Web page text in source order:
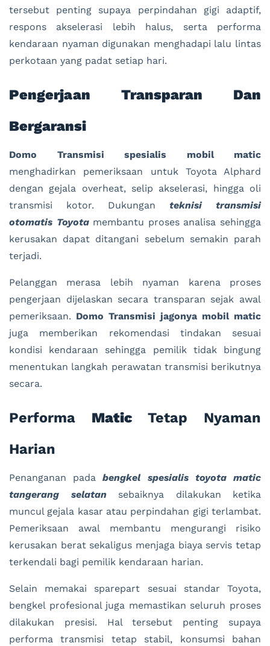
tersebut penting supaya perpindahan gigi adaptif,
respons akselerasi lebih halus, serta performa
kendaraan nyaman digunakan menghadapi lalu lintas
perkotaan yang padat setiap hari.
Pengerjaan Transparan Dan
Bergaransi
Domo Transmisi spesialis mobil matic
menghadirkan pemeriksaan untuk Toyota Alphard
dengan gejala overheat, selip akselerasi, hingga oli
transmisi kotor. Dukungan teknisi transmisi
otomatis Toyotamembantu proses analisa sehingga
kerusakan dapat ditangani sebelum semakin parah
terjadi.
Pelanggan merasa lebih nyaman karena proses
pengerjaan dijelaskan secara transparan sejak awal
pemeriksaan. Domo Transmisi jagonya mobil matic
juga memberikan rekomendasi tindakan sesuai
kondisi kendaraan sehingga pemilik tidak bingung
menentukan langkah perawatan transmisi berikutnya
secara.
Performa MaticTetap Nyaman
Harian
Penanganan padabengkel spesialis toyota matic
tangerang selatansebaiknya dilakukan ketika
muncul gejala kasar atau perpindahan gigi terlambat.
Pemeriksaan awal membantu mengurangi risiko
kerusakan berat sekaligus menjaga biaya servis tetap
terkendali bagi pemilik kendaraan harian.
Selain memakai sparepart sesuai standar Toyota,
bengkel profesional juga memastikan seluruh proses
dilakukan presisi. Hal tersebut penting supaya
performa transmisi tetap stabil, konsumsi bahan